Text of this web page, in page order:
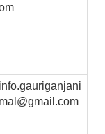
info.gauriganjani
mal@gmail.com